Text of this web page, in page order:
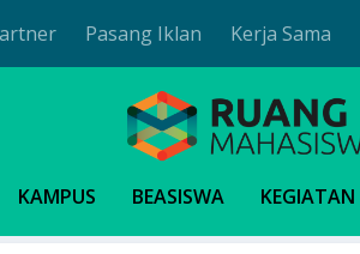
Pasang Iklan Kerja Sama
KAMPUS BEASISWA KEGIATAN